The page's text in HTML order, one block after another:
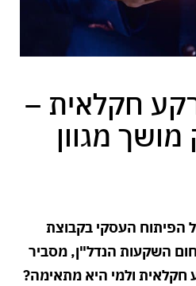
חקלאית –
מגוון
הפיתוח העסקי בקבוצת
השקעות הנדל"ן, מסביר
ולמי היא מתאימה?